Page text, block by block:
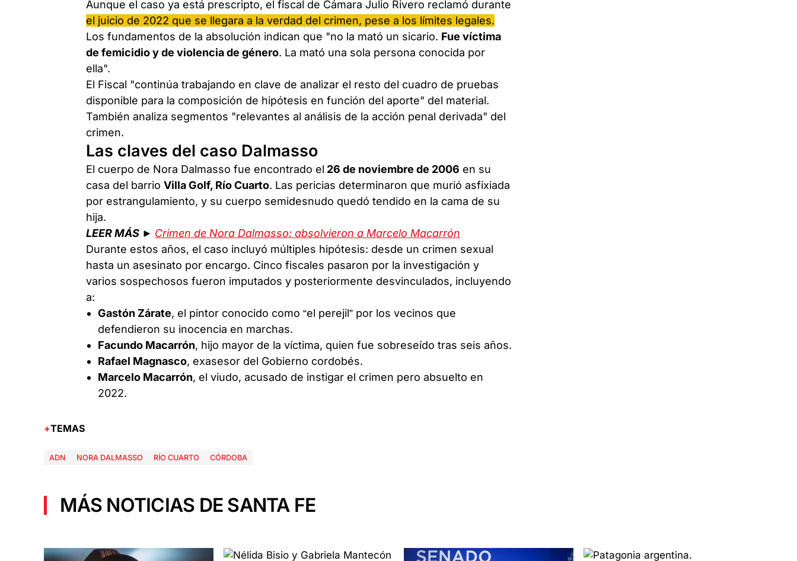
Aunque el caso ya está prescripto, el fiscal de Cámara Julio Rivero reclamó durante
el juicio de 2022 que se llegara a la verdad del crimen, pese a los límites legales.
Los fundamentos de la absolución indican que "no la mató un sicario. Fue víctima
de femicidio y de violencia de género. La mató una sola persona conocida por
ella".
El Fiscal "continúa trabajando en clave de analizar el resto del cuadro de pruebas
disponible para la composición de hipótesis en función del aporte" del material.
También analiza segmentos "relevantes al análisis de la acción penal derivada" del
crimen.
Las claves del caso Dalmasso
El cuerpo de Nora Dalmasso fue encontrado el 26 de noviembre de 2006 en su
casa del barrioVilla Golf, Río Cuarto. Las pericias determinaron que murió asfixiada
por estrangulamiento, y su cuerpo semidesnudo quedó tendido en la cama de su
hija.
LEER MÁS ► Crimen de Nora Dalmasso: absolvieron a Marcelo Macarrón
Durante estos años, el caso incluyó múltiples hipótesis: desde un crimen sexual
hasta un asesinato por encargo. Cinco fiscales pasaron por la investigación y
varios sospechosos fueron imputados y posteriormente desvinculados, incluyendo
a:
Gastón Zárate, el pintor conocido como “el perejil” por los vecinos que
defendieron su inocencia en marchas.
Facundo Macarrón, hijo mayor de la víctima, quien fue sobreseído tras seis años.
Rafael Magnasco, exasesor del Gobierno cordobés.
Marcelo Macarrón, el viudo, acusado de instigar el crimen pero absuelto en
2022.
TEMAS
ADN NORA DALMASSO RÍO CUARTO CÓRDOBA
MÁS NOTICIAS DE SANTA FE